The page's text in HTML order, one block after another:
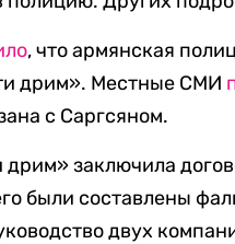
, что армянская
дрим». Местные СМИ
с Саргсяном.
заключила
были составлены
двух